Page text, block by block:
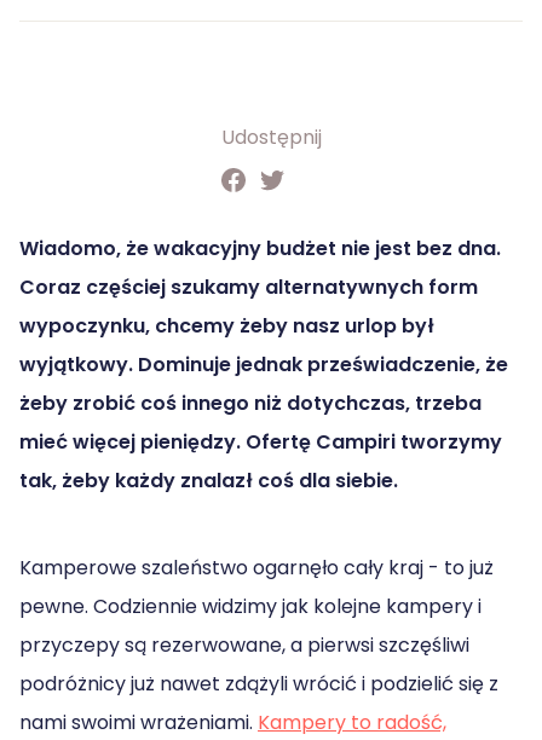
Udostępnij
Wiadomo, że wakacyjny budżet nie jest bez dna.
Coraz częściej szukamy alternatywnych form
wypoczynku, chcemy żeby nasz urlop był
wyjątkowy. Dominuje jednak przeświadczenie, że
żeby zrobić coś innego niż dotychczas, trzeba
mieć więcej pieniędzy. Ofertę Campiri tworzymy
tak, żeby każdy znalazł coś dla siebie.
Kamperowe szaleństwo ogarnęło cały kraj - to już
pewne. Codziennie widzimy jak kolejne kampery i
przyczepy są rezerwowane, a pierwsi szczęśliwi
podróżnicy już nawet zdążyli wrócić i podzielić się z
nami swoimi wrażeniami. Kampery to radość,